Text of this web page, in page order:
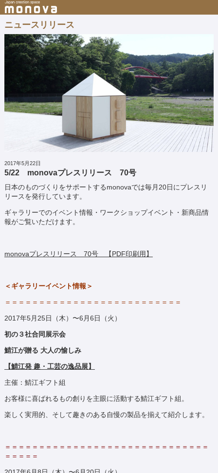
ニュースリリース
2017年5月22日
5/22 monovaプレスリリース 70号
日本のものづくりをサポートするmonovaでは毎月20日にプレスリ
リースを発行しています。
ギャラリーでのイベント情報・ワークショップイベント・新商品情
報がご覧いただけます。
monovaプレスリリース 70号 【PDF印刷用】
＜ギャラリーイベント情報＞
＝＝＝＝＝＝＝＝＝＝＝＝＝＝＝＝＝＝＝＝＝＝＝＝＝＝
2017年5月25日（木）〜6月6日（火）
初の３社合同展示会
鯖江が贈る 大人の愉しみ
【鯖江発 趣・工芸の逸品展】
主催：鯖江ギフト組
お客様に喜ばれるもの創りを主眼に活動する鯖江ギフト組。
楽しく実用的、そして趣きのある自慢の製品を揃えて紹介します。
＝＝＝＝＝＝＝＝＝＝＝＝＝＝＝＝＝＝＝＝＝＝＝＝＝＝＝＝＝＝
＝＝＝＝＝